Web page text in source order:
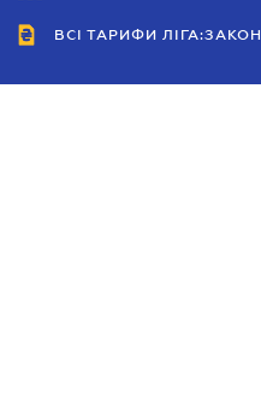
ВСІ ТАРИФИ ЛІГА:ЗАКОН